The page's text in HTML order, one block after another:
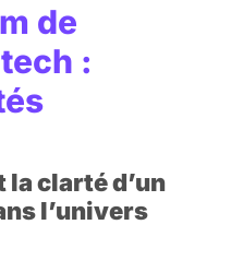
de
:
clarté d’un
l’univers